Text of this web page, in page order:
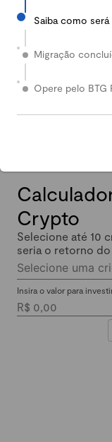
2024
Em 2024, nossa
Enquanto isso,
Crypto
Selecione até 10
seria o retorno
Selecione uma
Insira o valor para
Saiba como será
Migração
Opere pelo BTG